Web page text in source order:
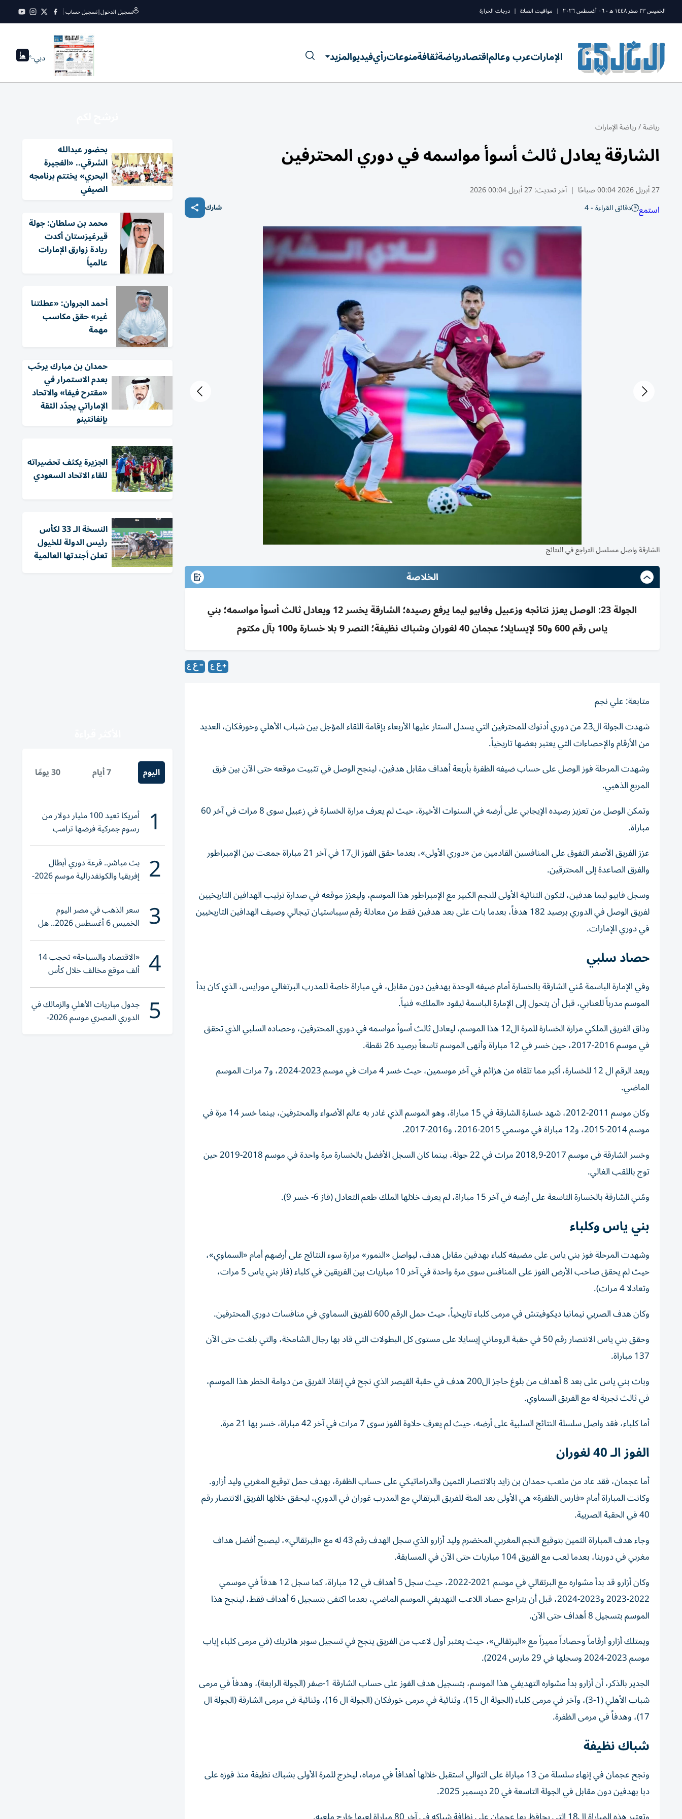
الخميس ٢٣ صفر ١٤٤٨ ه - ٠٦ أغسطس ٢٠٢٦ | مواقيت الصلاة | درجات الحرارة تسجيل الدخول|تسجيل حساب
الإماراتعرب وعالماقتصادرياضةثقافةمنوعاترأيفيديوالمزيد دبي--°
رياضة/رياضة الإمارات
الشارقة يعادل ثالث أسوأ مواسمه في دوري المحترفين
27 أبريل 2026 00:04 صباحًا | آخر تحديث:27 أبريل 00:04 2026
استمع دقائق القراءة - 4 شارك
الشارقة واصل مسلسل التراجع في النتائج
الخلاصة
الجولة 23: الوصل يعزز نتائجه وزعبيل وفابيو ليما يرفع رصيده؛ الشارقة يخسر 12 ويعادل ثالث أسوأ مواسمه؛ بني
ياس رقم 600 و50 لإيسايلا؛ عجمان 40 لغوران وشباك نظيفة؛ النصر 9 بلا خسارة و100 بآل مكتوم
متابعة: علي نجم
شهدت الجولة ال23 من دوري أدنوك للمحترفين التي يسدل الستار عليها الأربعاء بإقامة اللقاء المؤجل بين شباب الأهلي وخورفكان، العديد
من الأرقام والإحصاءات التي يعتبر بعضها تاريخياً.
وشهدت المرحلة فوز الوصل على حساب ضيفه الظفرة بأربعة أهداف مقابل هدفين، لينجح الوصل في تثبيت موقعه حتى الآن بين فرق
المربع الذهبي.
وتمكن الوصل من تعزيز رصيده الإيجابي على أرضه في السنوات الأخيرة، حيث لم يعرف مرارة الخسارة في زعبيل سوى 8 مرات في آخر 60
مباراة.
عزز الفريق الأصفر التفوق على المنافسين القادمين من «دوري الأولى»، بعدما حقق الفوز ال17 في آخر 21 مباراة جمعت بين الإمبراطور
والفرق الصاعدة إلى المحترقين.
وسجل فابيو ليما هدفين، لتكون الثنائية الأولى للنجم الكبير مع الإمبراطور هذا الموسم، وليعزز موقعه في صدارة ترتيب الهدافين التاريخيين
لفريق الوصل في الدوري برصيد 182 هدفاً، بعدما بات على بعد هدفين فقط من معادلة رقم سيباستيان تيجالي وصيف الهدافين التاريخيين
في دوري الإمارات.
حصاد سلبي
وفي الإمارة الباسمة مُني الشارقة بالخسارة أمام ضيفه الوحدة بهدفين دون مقابل، في مباراة خاصة للمدرب البرتغالي مورايس، الذي كان بدأ
الموسم مدرباً للعنابي، قبل أن يتحول إلى الإمارة الباسمة ليقود «الملك» فنياً.
وذاق الفريق الملكي مرارة الخسارة للمرة ال12 هذا الموسم، ليعادل ثالث أسوأ مواسمه في دوري المحترفين، وحصاده السلبي الذي تحقق
في موسم 2016-2017، حين خسر في 12 مباراة وأنهى الموسم تاسعاً برصيد 26 نقطة.
ويعد الرقم ال 12 للخسارة، أكبر مما تلقاه من هزائم في آخر موسمين، حيث خسر 4 مرات في موسم 2023-2024، و7 مرات الموسم
الماضي.
وكان موسم 2011-2012، شهد خسارة الشارقة في 15 مباراة، وهو الموسم الذي غادر به عالم الأضواء والمحترفين، بينما خسر 14 مرة في
موسم 2014-2015، و12 مباراة في موسمي 2015-2016، و2016-2017.
وخسر الشارقة في موسم 2017-2018,9 مرات في 22 جولة، بينما كان السجل الأفضل بالخسارة مرة واحدة في موسم 2018-2019 حين
توج باللقب الغالي.
ومُني الشارقة بالخسارة التاسعة على أرضه في آخر 15 مباراة، لم يعرف خلالها الملك طعم التعادل (فاز 6- خسر 9).
بني ياس وكلباء
وشهدت المرحلة فوز بني ياس على مضيفه كلباء بهدفين مقابل هدف، ليواصل «النمور» مرارة سوء النتائج على أرضهم أمام «السماوي»،
حيث لم يحقق صاحب الأرض الفوز على المنافس سوى مرة واحدة في آخر 10 مباريات بين الفريقين في كلباء (فاز بني ياس 5 مرات،
وتعادلا 4 مرات).
وكان هدف الصربي نيمانيا ديكوفيتش في مرمى كلباء تاريخياً، حيث حمل الرقم 600 للفريق السماوي في منافسات دوري المحترفين.
وحقق بني ياس الانتصار رقم 50 في حقبة الروماني إيسايلا على مستوى كل البطولات التي قاد بها رجال الشامخة، والتي بلغت حتى الآن
137 مباراة.
وبات بني ياس على بعد 8 أهداف من بلوغ حاجز ال200 هدف في حقبة القيصر الذي نجح في إنقاذ الفريق من دوامة الخطر هذا الموسم،
في ثالث تجربة له مع الفريق السماوي.
أما كلباء، فقد واصل سلسلة النتائج السلبية على أرضه، حيث لم يعرف حلاوة الفوز سوى 7 مرات في آخر 42 مباراة، خسر بها 21 مرة.
الفوز الـ 40 لغوران
أما عجمان، فقد عاد من ملعب حمدان بن زايد بالانتصار الثمين والدراماتيكي على حساب الظفرة، بهدف حمل توقيع المغربي وليد أزارو.
وكانت المباراة أمام «فارس الظفرة» هي الأولى بعد المئة للفريق البرتقالي مع المدرب غوران في الدوري، ليحقق خلالها الفريق الانتصار رقم
40 في الحقبة الصربية.
وجاء هدف المباراة الثمين بتوقيع النجم المغربي المخضرم وليد أزارو الذي سجل الهدف رقم 43 له مع «البرتقالي»، ليصبح أفضل هداف
مغربي في دورينا، بعدما لعب مع الفريق 104 مباريات حتى الآن في المسابقة.
وكان أزارو قد بدأ مشواره مع البرتقالي في موسم 2021-2022، حيث سجل 5 أهداف في 12 مباراة، كما سجل 12 هدفاً في موسمي
2022-2023 و2023-2024، قبل أن يتراجع حصاد اللاعب التهديفي الموسم الماضي، بعدما اكتفى بتسجيل 6 أهداف فقط، لينجح هذا
الموسم بتسجيل 8 أهداف حتى الآن.
ويمتلك أزارو أرقاماً وحصاداً مميزاً مع «البرتقالي»، حيث يعتبر أول لاعب من الفريق ينجح في تسجيل سوبر هاتريك (في مرمى كلباء إياب
موسم 2023-2024 وسجلها في 29 مارس 2024).
الجدير بالذكر، أن أزارو بدأ مشواره التهديفي هذا الموسم، بتسجيل هدف الفوز على حساب الشارقة 1-صفر (الجولة الرابعة)، وهدفاً في مرمى
شباب الأهلي (1-3)، وآخر في مرمى كلباء (الجولة ال 15)، وثنائية في مرمى خورفكان (الجولة ال 16)، وثنائية في مرمى الشارقة (الجولة ال
17)، وهدفاً في مرمى الظفرة.
شباك نظيفة
ونجح عجمان في إنهاء سلسلة من 13 مباراة على التوالي استقبل خلالها أهدافاً في مرماه، ليخرج للمرة الأولى بشباك نظيفة منذ فوزه على
دبا بهدفين دون مقابل في الجولة التاسعة في 20 ديسمبر 2025.
بحضور عبدالله
الشرقي.. «الفجيرة
البحري» يختتم برنامجه
الصيفي
محمد بن سلطان: جولة
قيرغيزستان أكدت
ريادة زوارق الإمارات
عالمياً
أحمد الجروان: «عطلتنا
غير» حقق مكاسب
مهمة
حمدان بن مبارك يرحّب
بعدم الاستمرار في
«مقترح فيفا» والاتحاد
الإماراتي يجدّد الثقة
بإنفانتينو
الجزيرة يكثف تحضيراته
للقاء الاتحاد السعودي
النسخة الـ 33 لكأس
رئيس الدولة للخيول
تعلن أجندتها العالمية
اليوم 7 أيام 30 يومًا
1 أمريكا تعيد 100 مليار دولار من
رسوم جمركية فرضها ترامب
2 بث مباشر.. قرعة دوري أبطال
إفريقيا والكونفدرالية موسم 2026-
2027
3 سعر الذهب في مصر اليوم
الخميس 6 أغسطس 2026.. هل
تنوي الشراء؟
4 «الاقتصاد والسياحة» تحجب 14
ألف موقع مخالف خلال كأس
العالم 2026
5 جدول مباريات الأهلي والزمالك في
الدوري المصري موسم 2026-